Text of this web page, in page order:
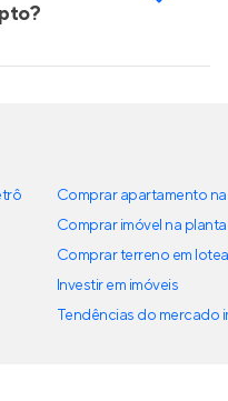
Comprar apartamento
Comprar imóvel na planta
Comprar terreno em
Investir em imóveis
Tendências do mercado